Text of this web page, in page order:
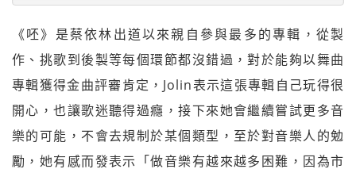
《呸》是蔡依林出道以來親自參與最多的專輯，從製
作、挑歌到後製等每個環節都沒錯過，對於能夠以舞曲
專輯獲得金曲評審肯定，Jolin表示這張專輯自己玩得很
開心，也讓歌迷聽得過癮，接下來她會繼續嘗試更多音
樂的可能，不會去規制於某個類型，至於對音樂人的勉
勵，她有感而發表示「做音樂有越來越多困難，因為市